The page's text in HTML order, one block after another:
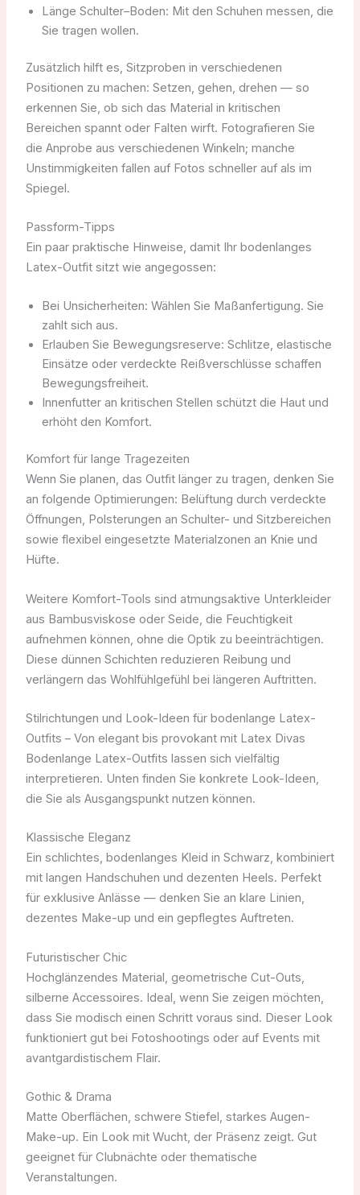
Länge Schulter–Boden: Mit den Schuhen messen, die
Sie tragen wollen.
Zusätzlich hilft es, Sitzproben in verschiedenen
Positionen zu machen: Setzen, gehen, drehen — so
erkennen Sie, ob sich das Material in kritischen
Bereichen spannt oder Falten wirft. Fotografieren Sie
die Anprobe aus verschiedenen Winkeln; manche
Unstimmigkeiten fallen auf Fotos schneller auf als im
Spiegel.
Passform-Tipps
Ein paar praktische Hinweise, damit Ihr bodenlanges
Latex-Outfit sitzt wie angegossen:
Bei Unsicherheiten: Wählen Sie Maßanfertigung. Sie
zahlt sich aus.
Erlauben Sie Bewegungsreserve: Schlitze, elastische
Einsätze oder verdeckte Reißverschlüsse schaffen
Bewegungsfreiheit.
Innenfutter an kritischen Stellen schützt die Haut und
erhöht den Komfort.
Komfort für lange Tragezeiten
Wenn Sie planen, das Outfit länger zu tragen, denken Sie
an folgende Optimierungen: Belüftung durch verdeckte
Öffnungen, Polsterungen an Schulter- und Sitzbereichen
sowie flexibel eingesetzte Materialzonen an Knie und
Hüfte.
Weitere Komfort-Tools sind atmungsaktive Unterkleider
aus Bambusviskose oder Seide, die Feuchtigkeit
aufnehmen können, ohne die Optik zu beeinträchtigen.
Diese dünnen Schichten reduzieren Reibung und
verlängern das Wohlfühlgefühl bei längeren Auftritten.
Stilrichtungen und Look-Ideen für bodenlange Latex-
Outfits – Von elegant bis provokant mit Latex Divas
Bodenlange Latex-Outfits lassen sich vielfältig
interpretieren. Unten finden Sie konkrete Look-Ideen,
die Sie als Ausgangspunkt nutzen können.
Klassische Eleganz
Ein schlichtes, bodenlanges Kleid in Schwarz, kombiniert
mit langen Handschuhen und dezenten Heels. Perfekt
für exklusive Anlässe — denken Sie an klare Linien,
dezentes Make-up und ein gepflegtes Auftreten.
Futuristischer Chic
Hochglänzendes Material, geometrische Cut-Outs,
silberne Accessoires. Ideal, wenn Sie zeigen möchten,
dass Sie modisch einen Schritt voraus sind. Dieser Look
funktioniert gut bei Fotoshootings oder auf Events mit
avantgardistischem Flair.
Gothic & Drama
Matte Oberflächen, schwere Stiefel, starkes Augen-
Make-up. Ein Look mit Wucht, der Präsenz zeigt. Gut
geeignet für Clubnächte oder thematische
Veranstaltungen.